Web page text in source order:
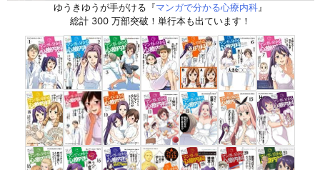
ゆうきゆうが手がける『マンガで分かる心療内科』
総計 300 万部突破！単行本も出ています！